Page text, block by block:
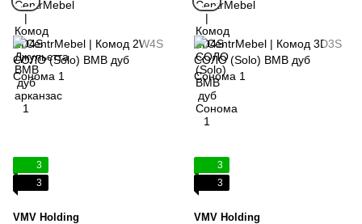
3
3
VMV Holding
3
3
VMV Holding